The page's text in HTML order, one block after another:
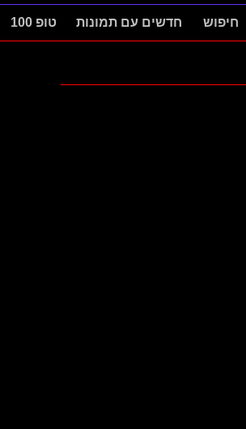
חיפוש חדשים עם תמונות טופ 100